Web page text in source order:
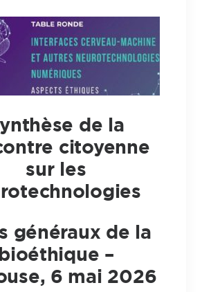
de la
citoyenne
sur les
généraux de la
–
6 mai 2026